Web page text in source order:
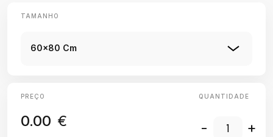
TAMANHO
60x80 Cm
PREÇO
0.00 €
QUANTIDADE
- +